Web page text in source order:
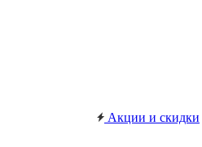
Акции и скидки